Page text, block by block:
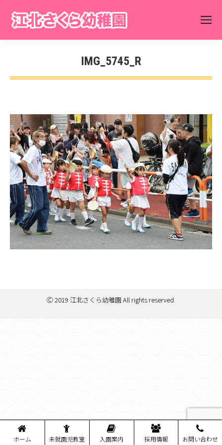
IMG_5745_R
You are here:
Ⓒ 2019 江北さくら幼稚園 All rights reserved.
ホーム 未就園児教室 入園案内 採用情報 お問い合わせ